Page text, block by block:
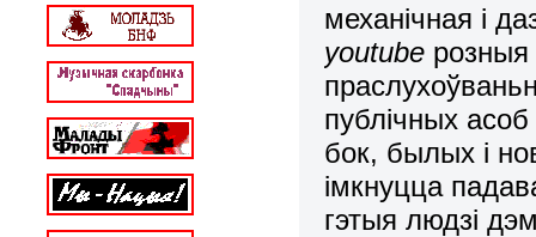
механічная і
youtube
публічных
бок, былых і
імкнуцца
гэтыя людзі